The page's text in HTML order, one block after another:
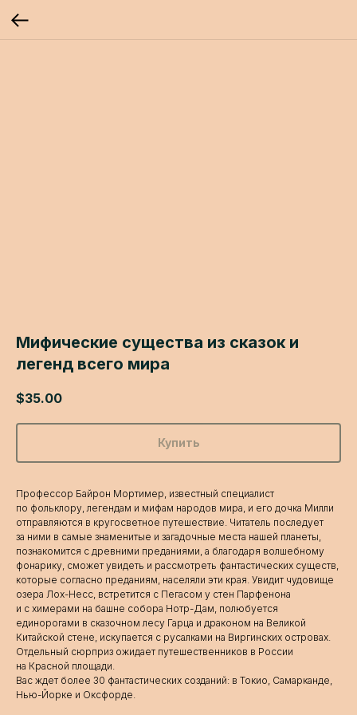
Мифические существа из сказок и
легенд всего мира
$35.00
Купить
Профессор Байрон Мортимер, известный специалист
по фольклору, легендам и мифам народов мира, и его дочка Милли
отправляются в кругосветное путешествие. Читатель последует
за ними в самые знаменитые и загадочные места нашей планеты,
познакомится с древними преданиями, а благодаря волшебному
фонарику, сможет увидеть и рассмотреть фантастических существ,
которые согласно преданиям, населяли эти края. Увидит чудовище
озера Лох-Несс, встретится с Пегасом у стен Парфенона
и с химерами на башне собора Нотр-Дам, полюбуется
единорогами в сказочном лесу Гарца и драконом на Великой
Китайской стене, искупается с русалками на Виргинских островах.
Отдельный сюрприз ожидает путешественников в России
на Красной площади.
Вас ждет более 30 фантастических созданий: в Токио, Самарканде,
Нью-Йорке и Оксфорде.